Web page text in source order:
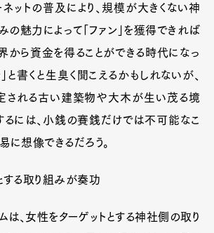
ネットの普及により、規模が大きくない神
の魅力によって「ファン」を獲得できれば
から資金を得ることができる時代になっ
と書くと生臭く聞こえるかもしれないが、
される古い建築物や大木が生い茂る境
には、小銭の賽銭だけでは不可能なこ
に想像できるだろう。
する取り組みが奏功
は、女性をターゲットとする神社側の取り